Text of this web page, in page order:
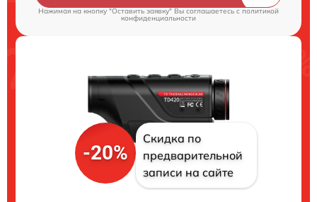
Нажимая на кнопку "Оставить заявку" Вы соглашаетесь cполитикой
конфиденциальности
-20%
Скидка по
предварительной
записи на сайте